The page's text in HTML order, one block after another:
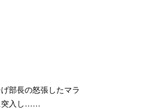
部長の怒張したマラ
突入し……